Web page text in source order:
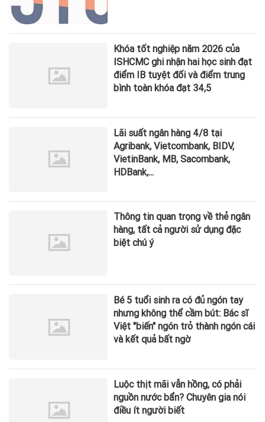
Khóa tốt nghiệp năm 2026 của
ISHCMC ghi nhận hai học sinh đạt
điểm IB tuyệt đối và điểm trung
bình toàn khóa đạt 34,5
Lãi suất ngân hàng 4/8 tại
Agribank, Vietcombank, BIDV,
VietinBank, MB, Sacombank,
HDBank,...
Thông tin quan trọng về thẻ ngân
hàng, tất cả người sử dụng đặc
biệt chú ý
Bé 5 tuổi sinh ra có đủ ngón tay
nhưng không thể cầm bút: Bác sĩ
Việt "biến" ngón trỏ thành ngón cái
và kết quả bất ngờ
Luộc thịt mãi vẫn hồng, có phải
nguồn nước bẩn? Chuyên gia nói
điều ít người biết